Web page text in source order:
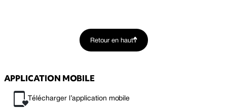
Retour en haut
APPLICATION MOBILE
Télécharger l’application mobile